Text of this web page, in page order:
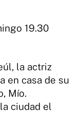
19.30
la actriz
en casa de su
Mío.
ciudad el